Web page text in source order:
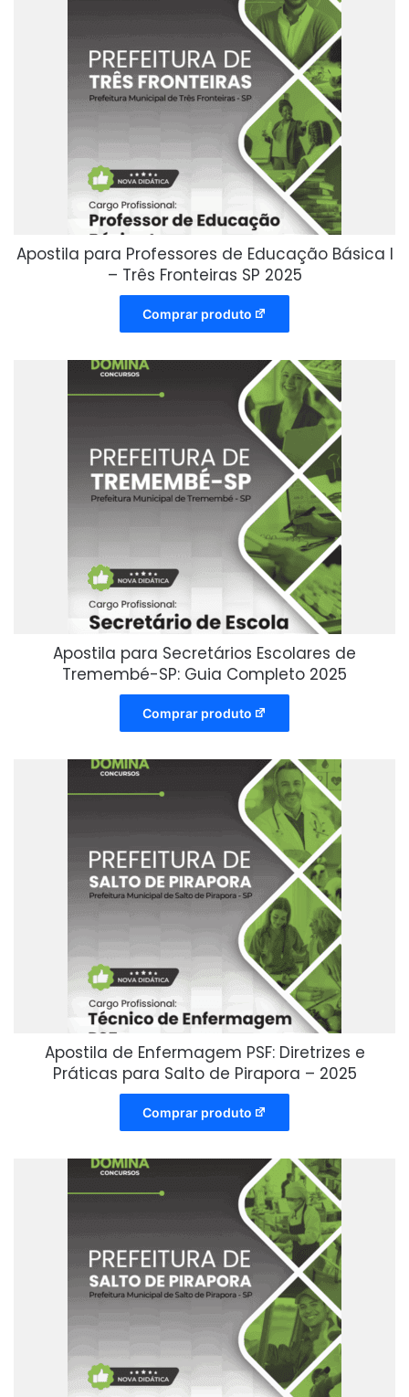
Apostila para Professores de Educação Básica I
– Três Fronteiras SP 2025
Comprar produto
Apostila para Secretários Escolares de
Tremembé-SP: Guia Completo 2025
Comprar produto
Apostila de Enfermagem PSF: Diretrizes e
Práticas para Salto de Pirapora – 2025
Comprar produto